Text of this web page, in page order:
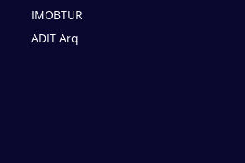
IMOBTUR
ADIT Arq